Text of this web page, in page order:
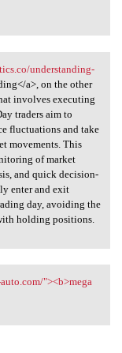
understanding-
a>, on the other
involves executing
traders aim to
fluctuations and take
movements. This
of market
and quick decision-
enter and exit
day, avoiding the
holding positions.
"><b>mega